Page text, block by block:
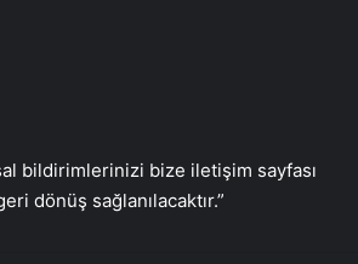
bildirimlerinizi bize iletişim sayfası
dönüş sağlanılacaktır.”
Umre Ne Kadar